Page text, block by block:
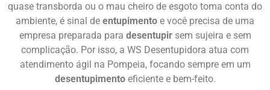
quase transborda ou o mau cheiro de esgoto toma conta do
ambiente, é sinal de entupimento e você precisa de uma
empresa preparada para desentupirsem sujeira e sem
complicação. Por isso, a WS Desentupidora atua com
atendimento ágil na Pompeia, focando sempre em um
desentupimentoeficiente e bem-feito.